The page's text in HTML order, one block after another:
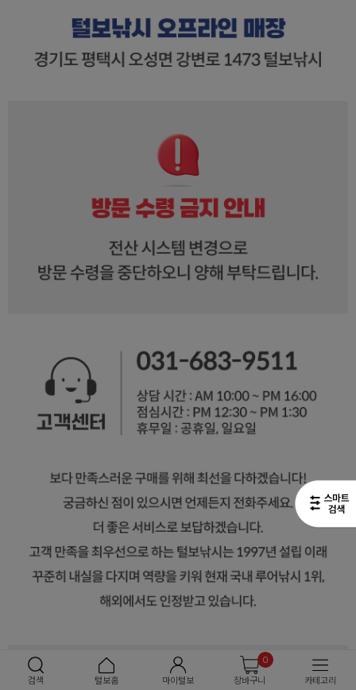
검색 털보홈 마이털보
0
장바구니
카테고리